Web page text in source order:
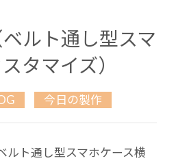
ルト通し型スマ
タマイズ）
今日の製作
ルト通し型スマホケース横